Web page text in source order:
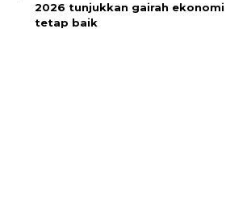
2026 tunjukkan gairah ekonomi
tetap baik